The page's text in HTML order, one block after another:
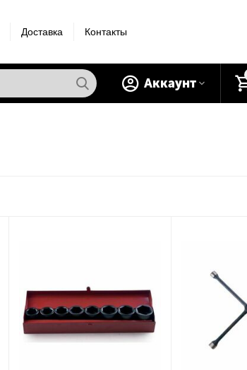
Доставка Контакты
Аккаунт